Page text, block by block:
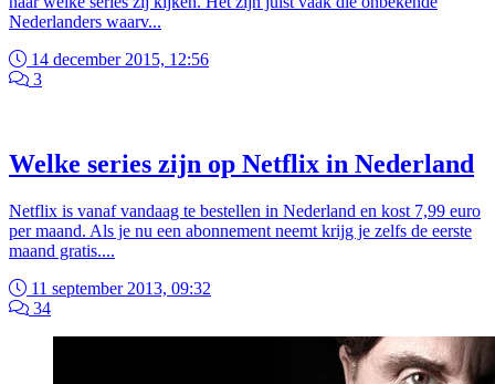
Nederlanders waarv...
14 december 2015, 12:56
3
Welke series zijn op Netflix in Nederland
Netflix is vanaf vandaag te bestellen in Nederland en kost 7,99 euro
per maand. Als je nu een abonnement neemt krijg je zelfs de eerste
maand gratis....
11 september 2013, 09:32
34